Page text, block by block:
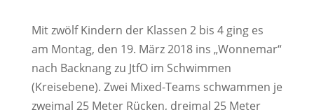
Mit zwölf Kindern der Klassen 2 bis 4 ging es
am Montag, den 19. März 2018 ins „Wonnemar“
nach Backnang zu JtfO im Schwimmen
(Kreisebene). Zwei Mixed-Teams schwammen je
zweimal 25 Meter Rücken, dreimal 25 Meter